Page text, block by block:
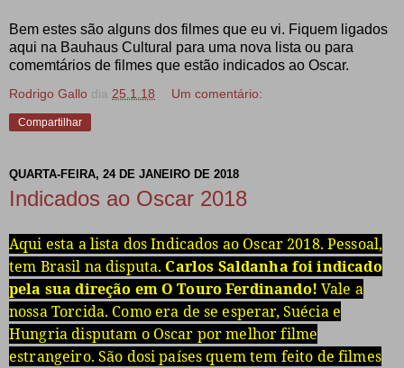
Bem estes são alguns dos filmes que eu vi. Fiquem ligados
aqui na Bauhaus Cultural para uma nova lista ou para
comemtários de filmes que estão indicados ao Oscar.
Rodrigo Gallo dia 25.1.18 Um comentário:
Compartilhar
QUARTA-FEIRA, 24 DE JANEIRO DE 2018
Indicados ao Oscar 2018
Aqui esta a lista dos Indicados ao Oscar 2018. Pessoal,
tem Brasil na disputa. Carlos Saldanha foi indicado
pela sua direção em O Touro Ferdinando! Vale a
nossa Torcida. Como era de se esperar, Suécia e
Hungria disputam o Oscar por melhor filme
estrangeiro. São dosi países quem tem feito de filmes